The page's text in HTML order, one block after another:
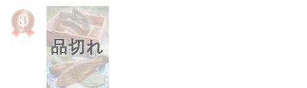
品切れ